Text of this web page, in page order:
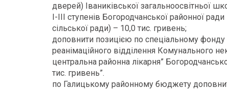
дверей) Іваниківської загальноосвітньої
І-ІІІ ступенів Богородчанської районної
сільської ради) – 10,0 тис. гривень;
доповнити позицією по спеціальному
реанімаційного відділення Комунального
центральна районна лікарня”
тис. гривень”.
по Галицькому районному бюджету